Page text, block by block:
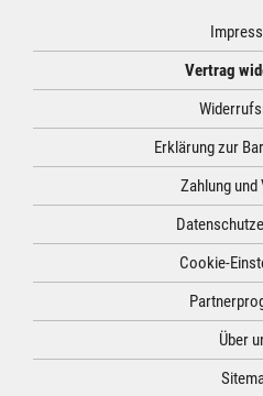
Vertrag
Erklärung zur
Zahlung und
Cookie-
Über